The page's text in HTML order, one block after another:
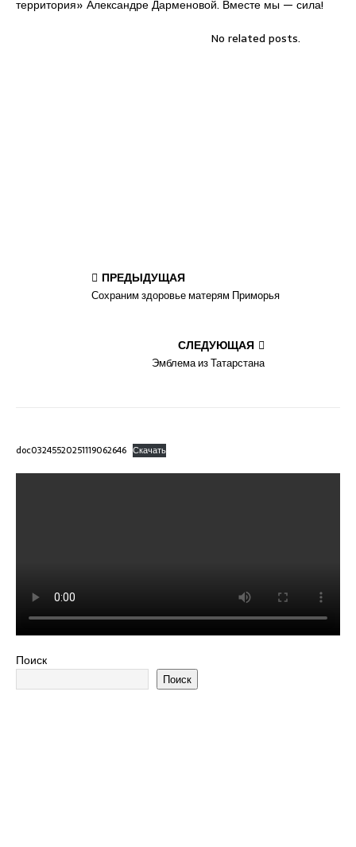
территория» Александре Дарменовой. Вместе мы — сила!
No related posts.
ПРЕДЫДУЩАЯ
Сохраним здоровье матерям Приморья
СЛЕДУЮЩАЯ
Эмблема из Татарстана
doc03245520251119062646 Скачать
Поиск
Поиск